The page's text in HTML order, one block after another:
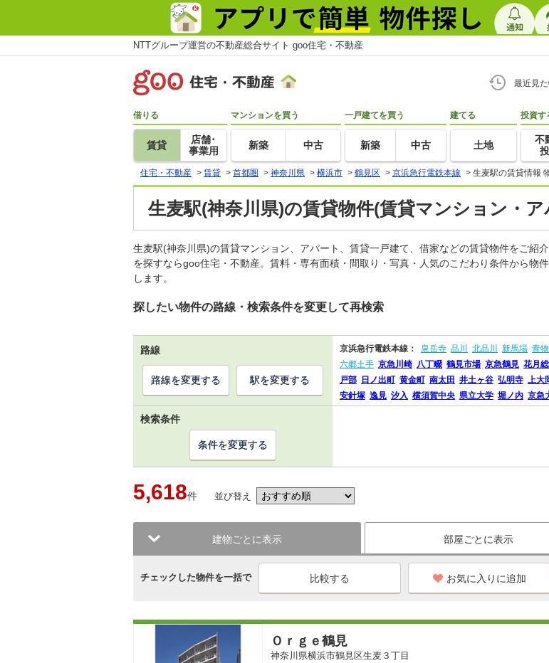
NTTグループ運営の不動産総合サイト goo住宅・不動産
最近見
借りる
賃貸
店舗･
事業用
マンションを買う
新築 中古
一戸建てを買う
新築 中古
建てる
土地
投資す
不
住宅・不動産 > 賃貸 > 首都圏 > 神奈川県 > 横浜市 > 鶴見区 > 京浜急行電鉄本線 > 生麦駅の賃貸情報
生麦駅(神奈川県)の賃貸物件(賃貸マンション・
生麦駅(神奈川県)の賃貸マンション、アパート、賃貸一戸建て、借家などの賃貸物件をご紹
を探すならgoo住宅・不動産。賃料・専有面積・間取り・写真・人気のこだわり条件から物
します。
探したい物件の路線・検索条件を変更して再検索
路線 京浜急行電鉄本線： 泉岳寺 品川 北品川 新馬場 青
六郷土手 京急川崎 八丁畷 鶴見市場 京急鶴見 花月
戸部
日ノ出町 黄金町 南太田 井土ヶ谷 弘明寺 上大
安針塚 逸見 汐入 横須賀中央 県立大学 堀ノ内 京急
路線を変更する 駅を変更する
検索条件
条件を変更する
5,618件 並び替え
建物ごとに表示 部屋ごとに表示
チェックした物件を一括で お気に入りに追加
Ｏｒｇｅ鶴見
神奈川県横浜市鶴見区生麦３丁目